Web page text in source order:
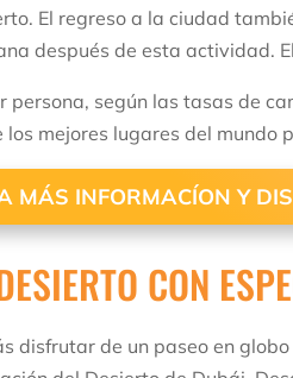
El regreso a la ciudad
después de esta actividad.
persona, según las tasas de
mejores lugares del mundo
MÁS INFORMACÍON Y
CON
disfrutar de un paseo en